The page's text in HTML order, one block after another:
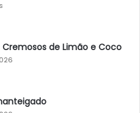
de Limão e Coco